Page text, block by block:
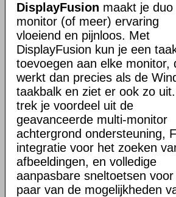
DisplayFusion maakt je duo
monitor (of meer) ervaring
vloeiend en pijnloos. Met
DisplayFusion kun je een
toevoegen aan elke monitor,
werkt dan precies als de
taakbalk en ziet er ook zo
trek je voordeel uit de
geavanceerde multi-monitor
achtergrond ondersteuning,
integratie voor het zoeken
afbeeldingen, en volledige
aanpasbare sneltoetsen
paar van de mogelijkheden